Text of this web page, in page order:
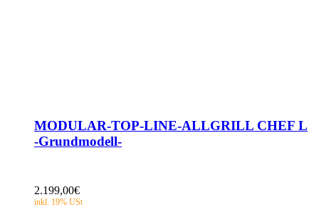
MODULAR-TOP-LINE-ALLGRILL CHEF L
-Grundmodell-
2.199,00€